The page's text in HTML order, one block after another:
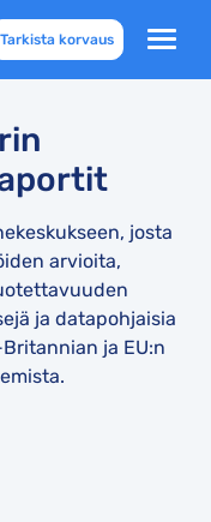
Tarkista korvaus
josta
arvioita,
ja datapohjaisia
ja EU:n